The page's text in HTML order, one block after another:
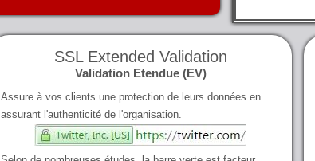
SSL Extended Validation
Validation Etendue (EV)
Assure à vos clients une protection de leurs données en
assurant l'authenticité de l'organisation.